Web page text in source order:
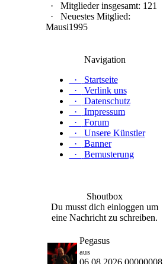
·
Mitglieder insgesamt: 121
·
Neuestes Mitglied:
Mausi1995
Navigation
·
Startseite
·
Verlink uns
·
Datenschutz
·
Impressum
·
Forum
·
Unsere Künstler
·
Banner
·
Bemusterung
Shoutbox
Du musst dich einloggen um
eine Nachricht zu schreiben.
Pegasus
aus
06.08.2026 00000008